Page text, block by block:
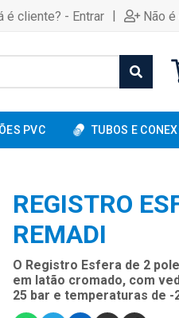
é cliente? - Entrar | Não
PVC TUBOS E
REGISTRO
REMADI
O Registro Esfera de 2
em latão cromado, com
25 bar e temperaturas de -